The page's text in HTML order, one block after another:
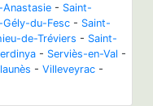
Anastasie - Saint-
Gély-du-Fesc - Saint-
de-Tréviers - Saint-
- Serviès-en-Val -
- Villeveyrac -